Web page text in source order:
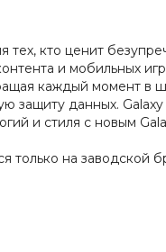
кто ценит
и мобильных
каждый момент
защиту данных.
и стиля с новым
только на заводской